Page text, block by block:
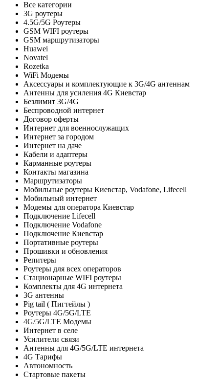
Все категории
3G роутеры
4.5G/5G Роутеры
GSM WIFI роутеры
GSM маршрутизаторы
Huawei
Novatel
Rozetka
WiFi Модемы
Аксессуары и комплектующие к 3G/4G антеннам
Антенны для усиления 4G Киевстар
Безлимит 3G/4G
Беспроводной интернет
Договор оферты
Интернет для военнослужащих
Интернет за городом
Интернет на даче
Кабели и адаптеры
Карманные роутеры
Контакты магазина
Маршрутизаторы
Мобильные роутеры Киевстар, Vodafone, Lifecell
Мобильный интернет
Модемы для оператора Киевстар
Подключение Lifecell
Подключение Vodafone
Подключение Киевстар
Портативные роутеры
Прошивки и обновления
Репитеры
Роутеры для всех операторов
Стационарные WIFI роутеры
Комплекты для 4G интернета
3G антенны
Pig tail ( Пигтейлы )
Роутеры 4G/5G/LTE
4G/5G/LTE Модемы
Интернет в селе
Усилители связи
Антенны для 4G/5G/LTE интернета
4G Тарифы
Автономность
Стартовые пакеты